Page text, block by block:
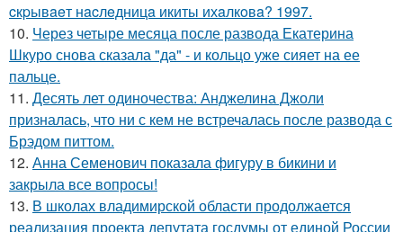
cкpывaeт нacлeдницa икиты ихaлкoвa? 1997.
10. Через четыре месяца после развода Екатерина
Шкуро снова сказала "да" - и кольцо уже сияет на ее
пальце.
11. Десять лет одиночества: Анджелина Джоли
призналась, что ни с кем не встречалась после развода с
Брэдом питтом.
12. Анна Семенович показала фигуру в бикини и
закрыла все вопросы!
13. В школах владимирской области продолжается
реализация проекта депутата госдумы от единой России